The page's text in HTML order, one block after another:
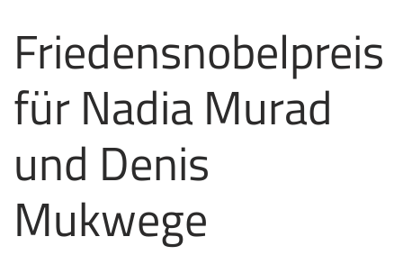
Friedensnobelpreis
für Nadia Murad
und Denis
Mukwege